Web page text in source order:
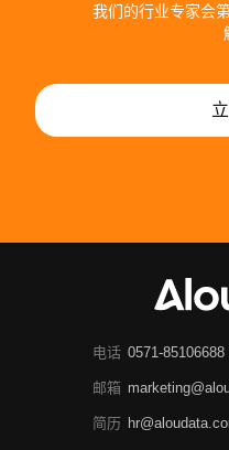
我们的行业专家会
电话 0571-85106688
邮箱
简历